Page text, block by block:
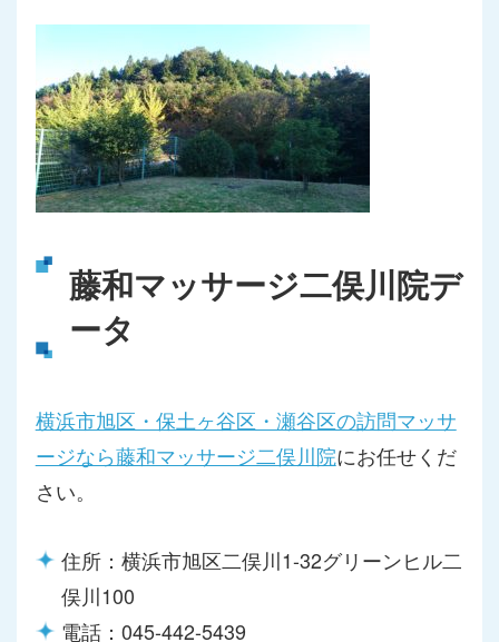
藤和マッサージ二俣川院デ
ータ
横浜市旭区・保土ヶ谷区・瀬谷区の訪問マッサ
ージなら藤和マッサージ二俣川院にお任せくだ
さい。
住所：横浜市旭区二俣川1-32グリーンヒル二
俣川100
電話：045-442-5439